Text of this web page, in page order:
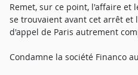
Remet, sur ce point, l'affaire et
se trouvaient avant cet arrêt et
d'appel de Paris autrement
Condamne la société Financo